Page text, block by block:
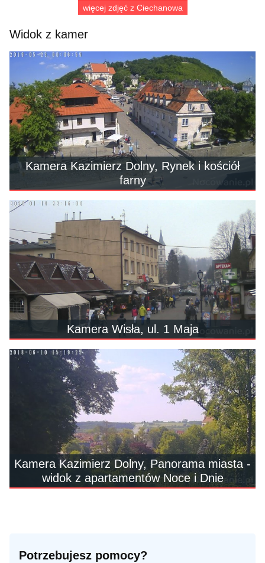
więcej zdjęć z Ciechanowa
Widok z kamer
Kamera Kazimierz Dolny, Rynek i kościół
farny
Kamera Wisła, ul. 1 Maja
Kamera Kazimierz Dolny, Panorama miasta -
widok z apartamentów Noce i Dnie
Potrzebujesz pomocy?